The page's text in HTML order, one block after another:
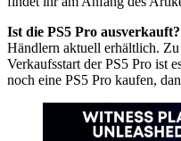
Ist die PS5 Pro ausverkauft?
Händlern aktuell erhältlich.
Verkaufsstart der PS5 Pro ist
noch eine PS5 Pro kaufen,